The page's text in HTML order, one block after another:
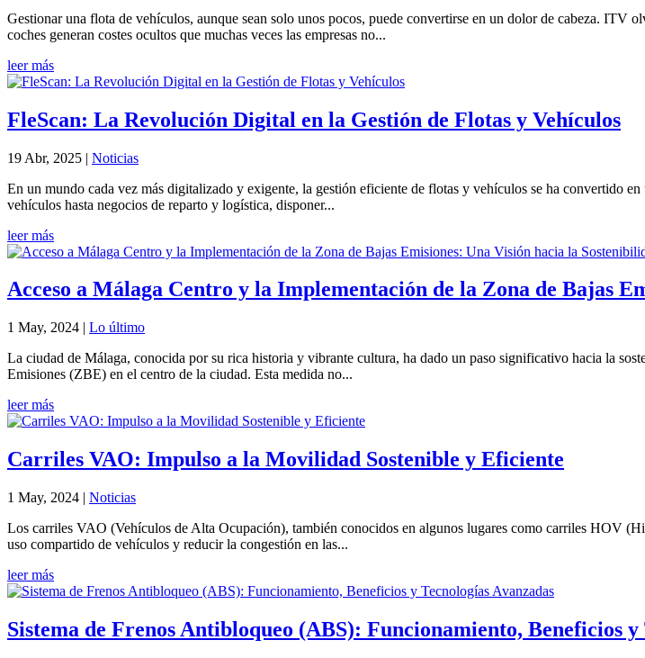
Gestionar una flota de vehículos, aunque sean solo unos pocos, puede convertirse en un dolor de cabeza. ITV
coches generan costes ocultos que muchas veces las empresas no...
leer más
FleScan: La Revolución Digital en la Gestión de Flotas y Vehículos
19 Abr, 2025 | Noticias
En un mundo cada vez más digitalizado y exigente, la gestión eficiente de flotas y vehículos se ha convertido
vehículos hasta negocios de reparto y logística, disponer...
leer más
Acceso a Málaga Centro y la Implementación de la Zona de Bajas
1 May, 2024 | Lo último
La ciudad de Málaga, conocida por su rica historia y vibrante cultura, ha dado un paso significativo hacia la
Emisiones (ZBE) en el centro de la ciudad. Esta medida no...
leer más
Carriles VAO: Impulso a la Movilidad Sostenible y Eficiente
1 May, 2024 | Noticias
Los carriles VAO (Vehículos de Alta Ocupación), también conocidos en algunos lugares como carriles HOV
uso compartido de vehículos y reducir la congestión en las...
leer más
Sistema de Frenos Antibloqueo (ABS): Funcionamiento, Beneficios y